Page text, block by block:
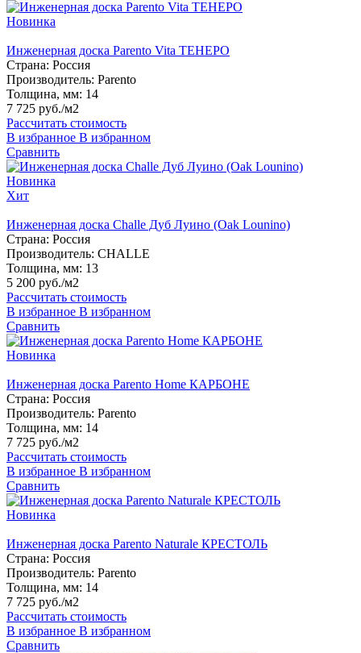
Новинка
Инженерная доска Parento Vita ТЕНЕРО
Страна: Россия
Производитель: Parento
Толщина, мм: 14
7 725 руб./м2
Рассчитать стоимость
В избранное В избранном
Сравнить
Новинка
Хит
Инженерная доска Challe Дуб Луино (Oak Lounino)
Страна: Россия
Производитель: CHALLE
Толщина, мм: 13
5 200 руб./м2
Рассчитать стоимость
В избранное В избранном
Сравнить
Новинка
Инженерная доска Parento Home КАРБОНЕ
Страна: Россия
Производитель: Parento
Толщина, мм: 14
7 725 руб./м2
Рассчитать стоимость
В избранное В избранном
Сравнить
Новинка
Инженерная доска Parento Naturale КРЕСТОЛЬ
Страна: Россия
Производитель: Parento
Толщина, мм: 14
7 725 руб./м2
Рассчитать стоимость
В избранное В избранном
Сравнить